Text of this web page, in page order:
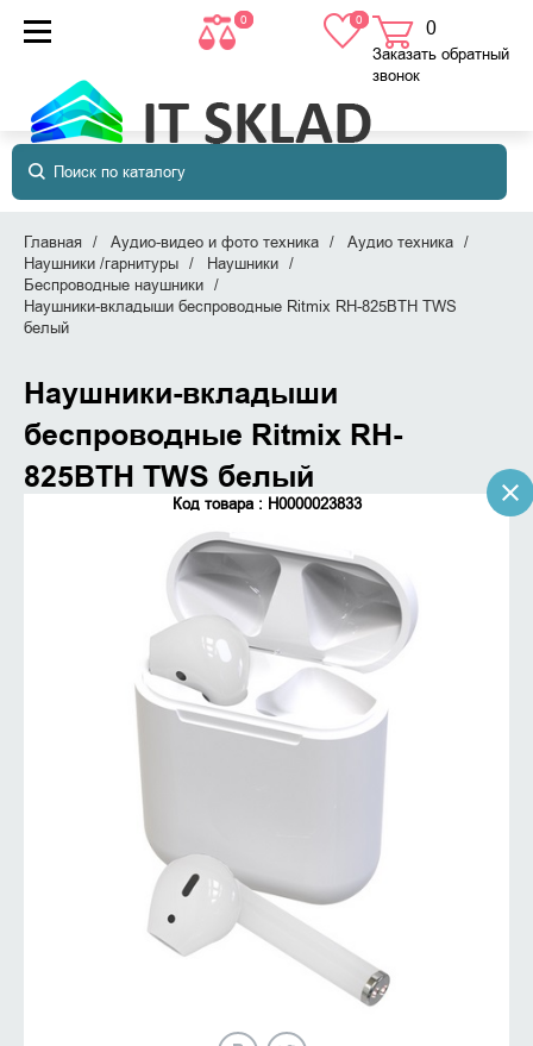
0 0 0
в корзине
Заказать обратный
звонок
Главная Аудио-видео и фото техника
Аудио техника
Наушники /гарнитуры
Наушники
Беспроводные наушники
Наушники-вкладыши беспроводные Ritmix RH-825BTH TWS
белый
Наушники-вкладыши
беспроводные Ritmix RH-
825BTH TWS белый
Код товара : Н0000023833